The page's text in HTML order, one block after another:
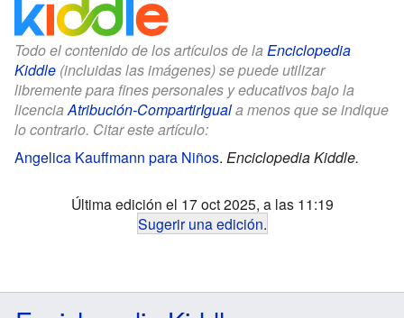
Todo el contenido de los artículos de la Enciclopedia
Kiddle (incluidas las imágenes) se puede utilizar
libremente para fines personales y educativos bajo la
licencia Atribución-CompartirIguala menos que se indique
lo contrario. Citar este artículo:
Angelica Kauffmann para Niños. Enciclopedia Kiddle.
Última edición el 17 oct 2025, a las 11:19
Sugerir una edición.